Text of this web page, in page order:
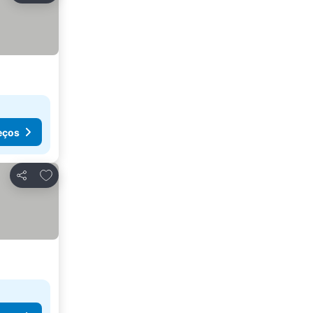
Partilhar
Adicionar aos favoritos